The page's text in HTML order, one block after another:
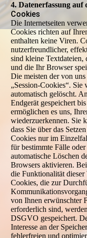
4. Daten­erfassung auf
Cookies
Die Internetseiten
Cookies richten auf
enthalten keine Viren.
nutzerfreundlicher,
sind kleine Textdateien,
und die Ihr Browser
Die meisten der von
„Session-Cookies“. Sie
automatisch gelöscht.
Endgerät gespeichert
ermöglichen es uns,
wiederzuerkennen. Sie
dass Sie über das
Cookies nur im
für bestimmte Fälle
automatische Löschen
Browsers aktivieren.
die Funktionalität dieser
Cookies, die zur
von Ihnen erwünschter
erforderlich sind,
DSGVO gespeichert.
Interesse an der
fehlerfreien und